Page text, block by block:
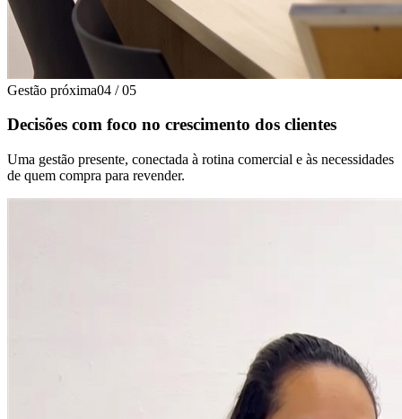
Gestão próxima04 / 05
Decisões com foco no crescimento dos clientes
Uma gestão presente, conectada à rotina comercial e às necessidades
de quem compra para revender.